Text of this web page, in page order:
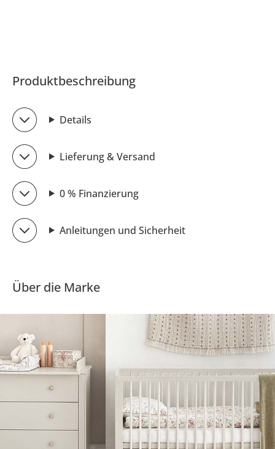
Produktbeschreibung
Details
Lieferung & Versand
0 % Finanzierung
Anleitungen und Sicherheit
Über die Marke